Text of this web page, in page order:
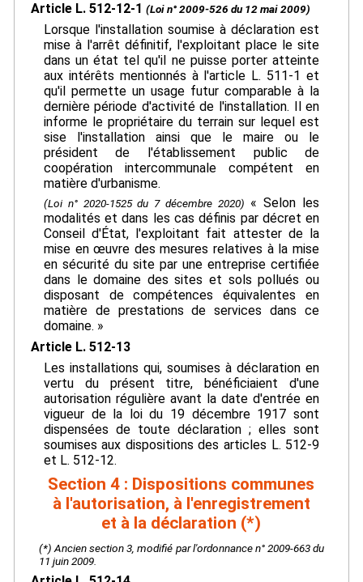
Article L. 512-12-1 (Loi n° 2009-526 du 12 mai 2009)
Lorsque l'installation soumise à déclaration est
mise à l'arrêt définitif, l'exploitant place le site
dans un état tel qu'il ne puisse porter atteinte
aux intérêts mentionnés à l'article L. 511-1 et
qu'il permette un usage futur comparable à la
dernière période d'activité de l'installation. Il en
informe le propriétaire du terrain sur lequel est
sise l'installation ainsi que le maire ou le
président de l'établissement public de
coopération intercommunale compétent en
matière d'urbanisme.
(Loi n° 2020-1525 du 7 décembre 2020) « Selon les
modalités et dans les cas définis par décret en
Conseil d'État, l'exploitant fait attester de la
mise en œuvre des mesures relatives à la mise
en sécurité du site par une entreprise certifiée
dans le domaine des sites et sols pollués ou
disposant de compétences équivalentes en
matière de prestations de services dans ce
domaine. »
Article L. 512-13
Les installations qui, soumises à déclaration en
vertu du présent titre, bénéficiaient d'une
autorisation régulière avant la date d'entrée en
vigueur de la loi du 19 décembre 1917 sont
dispensées de toute déclaration ; elles sont
soumises aux dispositions des articles L. 512-9
et L. 512-12.
Section 4 : Dispositions communes
à l'autorisation, à l'enregistrement
et à la déclaration (*)
(*) Ancien section 3, modifié par l'ordonnance n° 2009-663 du
11 juin 2009.